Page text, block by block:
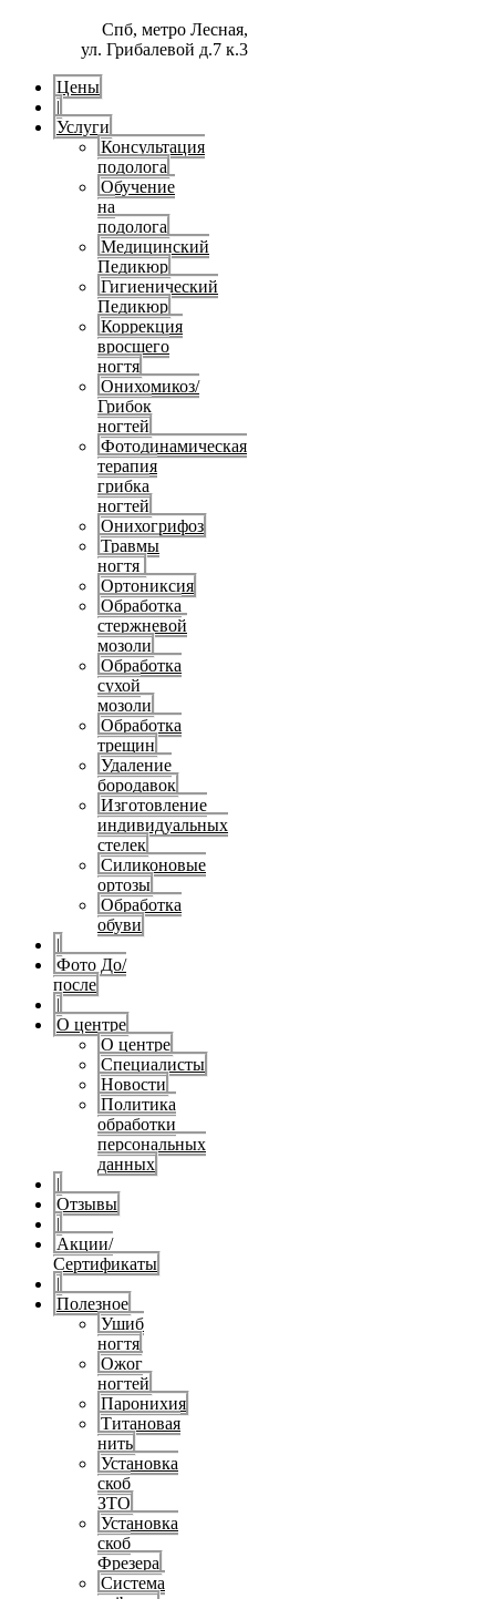
Спб, метро Лесная,
ул. Грибалевой д.7 к.3
Цены
|
Услуги
Консультация
подолога
Обучение
на
подолога
Медицинский
Педикюр
Гигиенический
Педикюр
Коррекция
вросшего
ногтя
Онихомикоз/
Грибок
ногтей
Фотодинамическая
терапия
грибка
ногтей
Онихогрифоз
Травмы
ногтя
Ортониксия
Обработка
стержневой
мозоли
Обработка
сухой
мозоли
Обработка
трещин
Удаление
бородавок
Изготовление
индивидуальных
стелек
Силиконовые
ортозы
Обработка
обуви
|
Фото До/
после
|
О центре
О центре
Специалисты
Новости
Политика
обработки
персональных
данных
|
Отзывы
|
Акции/
Сертификаты
|
Полезное
Ушиб
ногтя
Ожог
ногтей
Паронихия
Титановая
нить
Установка
скоб
ЗТО
Установка
скоб
Фрезера
Система